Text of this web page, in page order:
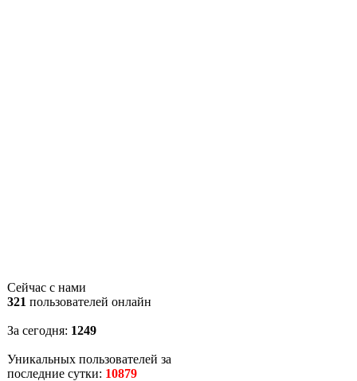
Сейчас с нами
321 пользователей онлайн
За сегодня: 1249
Уникальных пользователей за
последние сутки: 10879